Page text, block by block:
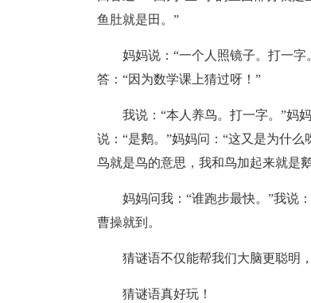
鱼肚就是田。”
妈妈说：“一个人照镜子。打一字
答：“因为数学课上猜过呀！”
我说：“本人养鸟。打一字。”妈
说：“是鹅。”妈妈问：“这又是为什
鸟就是鸟的意思，我和鸟加起来就是
妈妈问我：“谁跑步最快。”我说
曹操就到。
猜谜语不仅能帮我们大脑更聪明
猜谜语真好玩！